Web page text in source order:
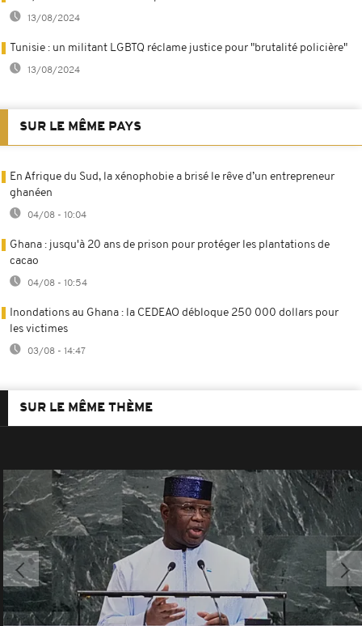
13/08/2024
Tunisie : un militant LGBTQ réclame justice pour "brutalité policière"
13/08/2024
SUR LE MÊME PAYS
En Afrique du Sud, la xénophobie a brisé le rêve d’un entrepreneur
ghanéen
04/08 - 10:04
Ghana : jusqu'à 20 ans de prison pour protéger les plantations de
cacao
04/08 - 10:54
Inondations au Ghana : la CEDEAO débloque 250 000 dollars pour
les victimes
03/08 - 14:47
SUR LE MÊME THÈME